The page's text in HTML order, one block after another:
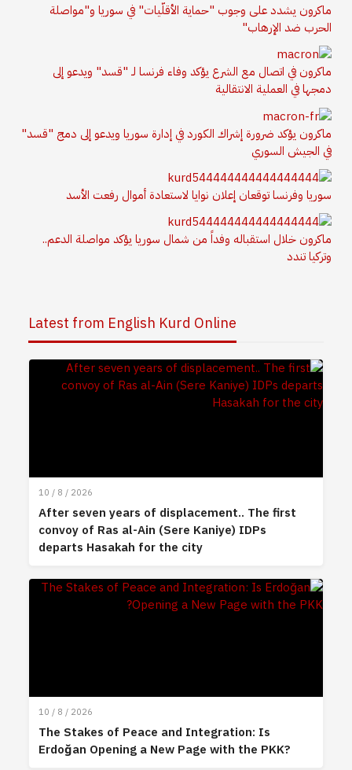
ماكرون يشدد على وجوب "حماية الأقلّيات" في سوريا و"مواصلة
الحرب ضد الإرهاب"
ماكرون في اتصال مع الشرع يؤكد وفاء فرنسا لـ "قسد" ويدعو إلى
دمجها في العملية الانتقالية
ماكرون يؤكد ضرورة إشراك الكورد في إدارة سوريا ويدعو إلى دمج "قسد"
في الجيش السوري
سوريا وفرنسا توقعان إعلان نوايا لاستعادة أموال رفعت الأسد
ماكرون خلال استقباله وفداً من شمال سوريا يؤكد مواصلة الدعم..
وتركيا تندد
Latest from English Kurd Online
10 / 8 / 2026
After seven years of displacement.. The first
convoy of Ras al-Ain (Sere Kaniye) IDPs
departs Hasakah for the city
10 / 8 / 2026
The Stakes of Peace and Integration: Is
Erdoğan Opening a New Page with the PKK?